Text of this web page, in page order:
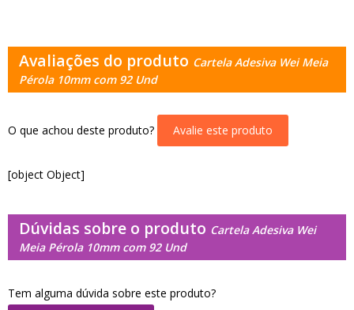
Avaliações do produto Cartela Adesiva Wei Meia
Pérola 10mm com 92 Und
O que achou deste produto? Avalie este produto
[object Object]
Dúvidas sobre o produto Cartela Adesiva Wei
Meia Pérola 10mm com 92 Und
Tem alguma dúvida sobre este produto?